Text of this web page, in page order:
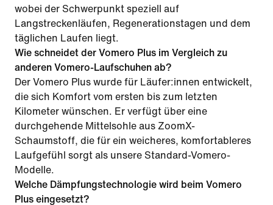
wobei der Schwerpunkt speziell auf
Langstreckenläufen, Regenerationstagen und dem
täglichen Laufen liegt.
Wie schneidet der Vomero Plus im Vergleich zu
anderen Vomero-Laufschuhen ab?
Der Vomero Plus wurde für Läufer:innen entwickelt,
die sich Komfort vom ersten bis zum letzten
Kilometer wünschen. Er verfügt über eine
durchgehende Mittelsohle aus ZoomX-
Schaumstoff, die für ein weicheres, komfortableres
Laufgefühl sorgt als unsere Standard-Vomero-
Modelle.
Welche Dämpfungstechnologie wird beim Vomero
Plus eingesetzt?